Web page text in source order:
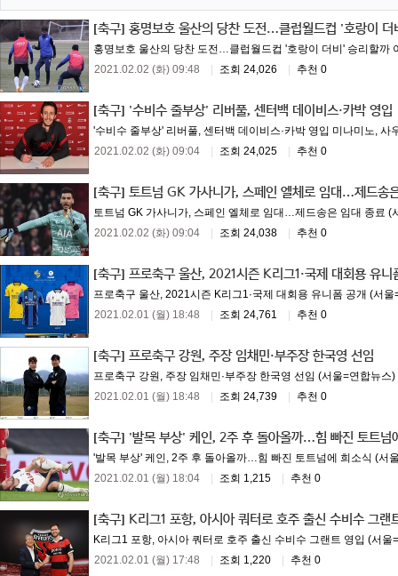
[축구] 홍명보호 울산의 당찬 도전…클럽월드컵 '호랑이 더
홍명보호 울산의 당찬 도전…클럽월드컵 '호랑이 더비' 승리할까
2021.02.02 (화) 09:48
조회 24,026 추천 0
[축구] '수비수 줄부상' 리버풀, 센터백 데이비스·카박 영입
'수비수 줄부상' 리버풀, 센터백 데이비스·카박 영입 미나미노,
2021.02.02 (화) 09:04
조회 24,025 추천 0
[축구] 토트넘 GK 가사니가, 스페인 엘체로 임대…제드송
토트넘 GK 가사니가, 스페인 엘체로 임대…제드송은 임대 종료
2021.02.02 (화) 09:04
조회 24,038 추천 0
[축구] 프로축구 울산, 2021시즌 K리그1·국제 대회용 유니
프로축구 울산, 2021시즌 K리그1·국제 대회용 유니폼 공개 (서
2021.02.01 (월) 18:48
조회 24,761 추천 0
[축구] 프로축구 강원, 주장 임채민·부주장 한국영 선임
프로축구 강원, 주장 임채민·부주장 한국영 선임 (서울=연합뉴
2021.02.01 (월) 18:48
조회 24,739 추천 0
[축구] '발목 부상' 케인, 2주 후 돌아올까…힘 빠진 토트넘
'발목 부상' 케인, 2주 후 돌아올까…힘 빠진 토트넘에 희소식 (서
2021.02.01 (월) 18:04
조회 1,215 추천 0
[축구] K리그1 포항, 아시아 쿼터로 호주 출신 수비수 그랜
K리그1 포항, 아시아 쿼터로 호주 출신 수비수 그랜트 영입 (서
2021.02.01 (월) 17:48
조회 1,220 추천 0